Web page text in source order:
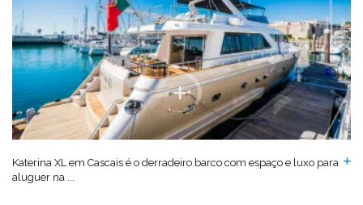
Katerina XL em Cascais é o derradeiro barco com espaço e luxo para
aluguer na ...